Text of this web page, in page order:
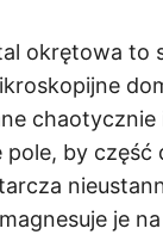
okrętowa to
by część
je